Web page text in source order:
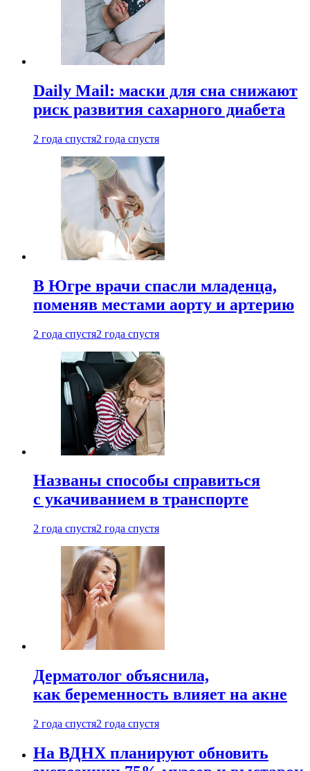
Daily Mail: маски для сна снижают
риск развития сахарного диабета
2 года спустя2 года спустя
В Югре врачи спасли младенца,
поменяв местами аорту и артерию
2 года спустя2 года спустя
Названы способы справиться
с укачиванием в транспорте
2 года спустя2 года спустя
Дерматолог объяснила,
как беременность влияет на акне
2 года спустя2 года спустя
На ВДНХ планируют обновить